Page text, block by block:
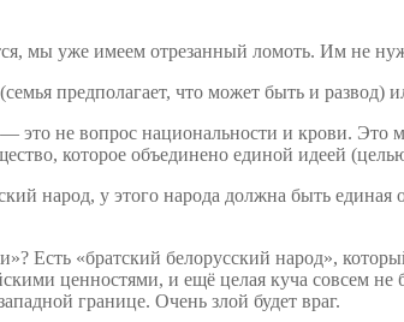
мы уже имеем отрезанный ломоть. Им не
предполагает, что может быть и
это не вопрос национальности и крови. Это
которое объединено единой идеей
народ, у этого народа должна быть
Есть «братский белорусский народ»,
ценностями, и ещё целая куча совсем
границе. Очень злой будет враг.